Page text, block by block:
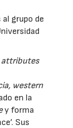
grupo de
attributes
western
en la
y forma
Sus